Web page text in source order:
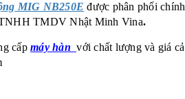
MIG NB250E được phân phối chính
TMDV Nhật Minh Vina.
cấpmáy hàn với chất lượng và giá cả